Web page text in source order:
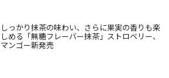
しっかり抹茶の味わい、さらに果実の香りも楽
しめる「無糖フレーバー抹茶」ストロベリー、
マンゴー新発売